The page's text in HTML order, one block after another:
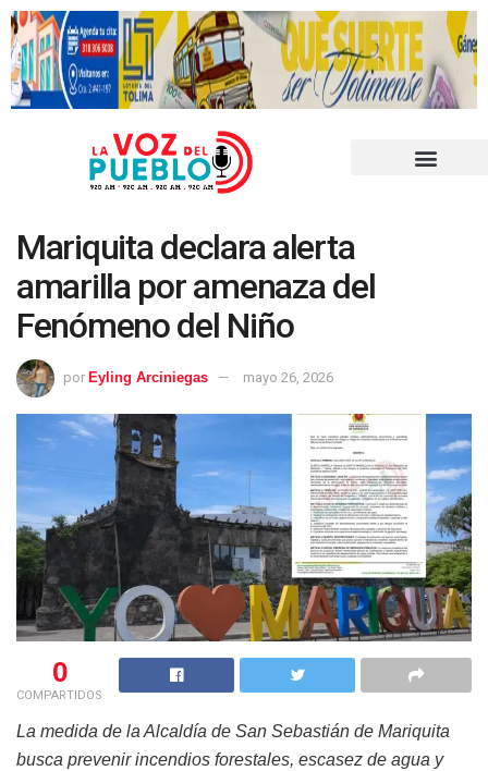
Mariquita declara alerta
amarilla por amenaza del
Fenómeno del Niño
por Eyling Arciniegas mayo 26, 2026
0
COMPARTIDOS
La medida de la Alcaldía de San Sebastián de Mariquita
busca prevenir incendios forestales, escasez de agua y